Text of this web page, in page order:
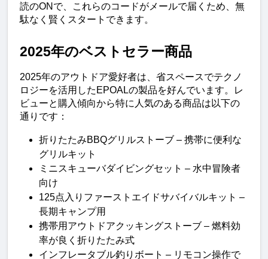
読のONで、これらのコードがメールで届くため、無
駄なく賢くスタートできます。
2025年のベストセラー商品
2025年のアウトドア愛好者は、省スペースでテクノ
ロジーを活用したEPOALの製品を好んでいます。レ
ビューと購入傾向から特に人気のある商品は以下の
通りです：
折りたたみBBQグリルストーブ – 携帯に便利な
グリルキット
ミニスキューバダイビングセット – 水中冒険者
向け
125点入りファーストエイドサバイバルキット –
長期キャンプ用
携帯用アウトドアクッキングストーブ – 燃料効
率が良く折りたたみ式
インフレータブル釣りボート – リモコン操作で